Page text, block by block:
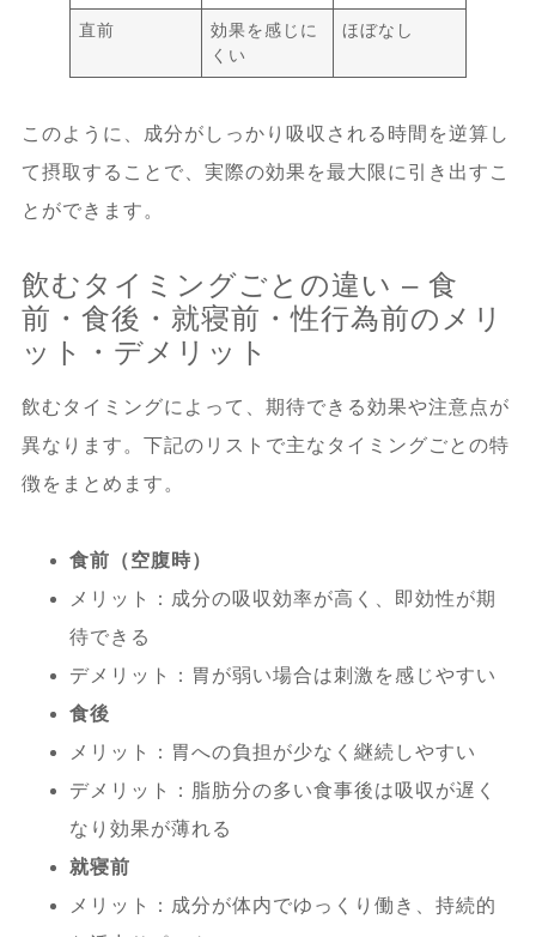
直前
効果を感じに
くい
ほぼなし
このように、成分がしっかり吸収される時間を逆算し
て摂取することで、実際の効果を最大限に引き出すこ
とができます。
飲むタイミングごとの違い – 食
前・食後・就寝前・性行為前のメリ
ット・デメリット
飲むタイミングによって、期待できる効果や注意点が
異なります。下記のリストで主なタイミングごとの特
徴をまとめます。
食前（空腹時）
メリット：成分の吸収効率が高く、即効性が期
待できる
デメリット：胃が弱い場合は刺激を感じやすい
食後
メリット：胃への負担が少なく継続しやすい
デメリット：脂肪分の多い食事後は吸収が遅く
なり効果が薄れる
就寝前
メリット：成分が体内でゆっくり働き、持続的